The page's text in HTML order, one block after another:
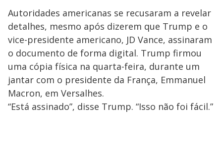
Autoridades americanas se recusaram a revelar
detalhes, mesmo após dizerem que Trump e o
vice-presidente americano, JD Vance, assinaram
o documento de forma digital. Trump firmou
uma cópia física na quarta-feira, durante um
jantar com o presidente da França, Emmanuel
Macron, em Versalhes.
“Está assinado”, disse Trump. “Isso não foi fácil.”